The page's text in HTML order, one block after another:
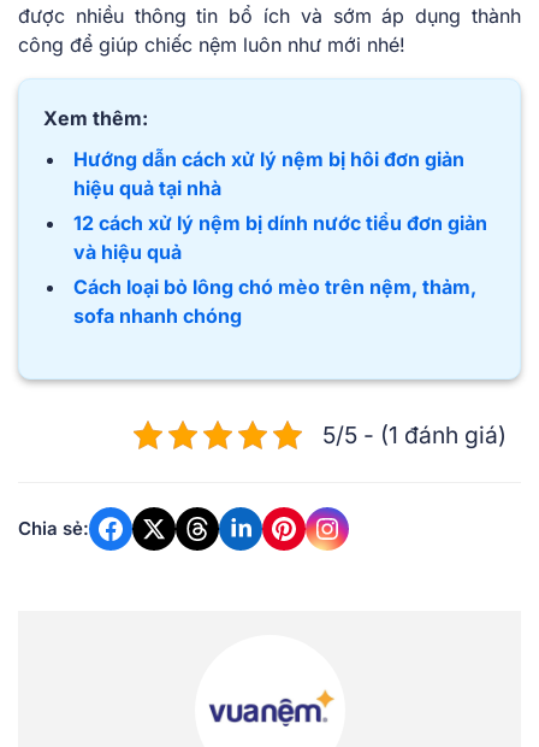
được nhiều thông tin bổ ích và sớm áp dụng thành
công để giúp chiếc nệm luôn như mới nhé!
Xem thêm:
Hướng dẫn cách xử lý nệm bị hôi đơn giản
hiệu quả tại nhà
12 cách xử lý nệm bị dính nước tiểu đơn giản
và hiệu quả
Cách loại bỏ lông chó mèo trên nệm, thảm,
sofa nhanh chóng
5/5 - (1 đánh giá)
Chia sẻ: